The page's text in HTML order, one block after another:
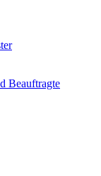
Beauftragte